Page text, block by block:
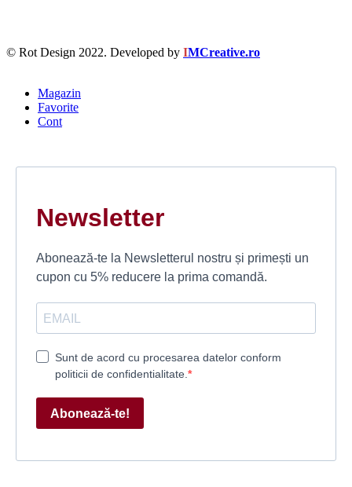
© Rot Design 2022. Developed by IMCreative.ro
Magazin
Favorite
Cont
Newsletter
Abonează-te la Newsletterul nostru și primești un
cupon cu 5% reducere la prima comandă.
Sunt de acord cu procesarea datelor conform
politicii de confidentialitate.
Abonează-te!